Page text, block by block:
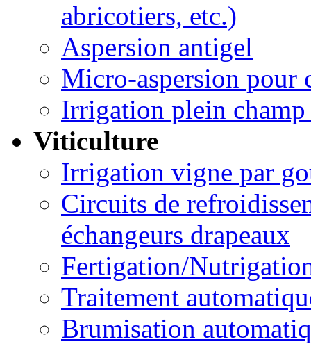
abricotiers, etc.)
Aspersion antigel
Micro-aspersion pour
Irrigation plein champ
Viticulture
Irrigation vigne par
Circuits de
échangeurs drapeaux
Fertigation/
Traitement
Brumisation